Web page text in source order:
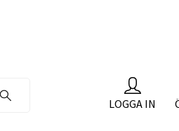
LOGGA IN